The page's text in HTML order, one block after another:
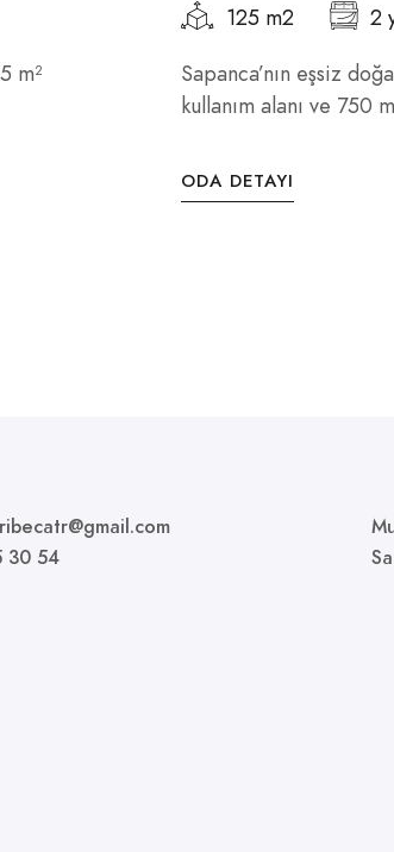
m²
125 m2
2
Sapanca’nın eşsiz
kullanım alanı ve 750
ODA DETAYI
30 54